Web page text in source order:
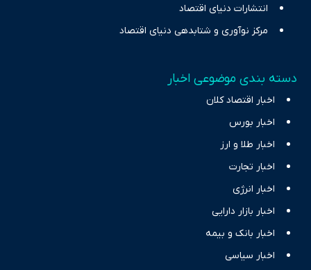
انتشارات دنیای اقتصاد
مرکز نوآوری و شتابدهی دنیای اقتصاد
دسته بندی موضوعی اخبار
اخبار اقتصاد کلان
اخبار بورس
اخبار طلا و ارز
اخبار تجارت
اخبار انرژی
اخبار بازار دارایی
اخبار بانک و بیمه
اخبار سیاسی